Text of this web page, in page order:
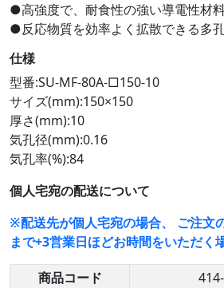
●高強度で、耐食性の強い導電性材料
●反応物質を効率よく拡散できる多孔
仕様
型番:SU-MF-80A-□150-10
サイズ(mm):150×150
厚さ(mm):10
気孔径(mm):0.16
気孔率(%):84
個人宅宛の配送について
※配送先が個人宅宛の場合、 ご注文
まで+3営業日ほどお時間をいただく
商品コード